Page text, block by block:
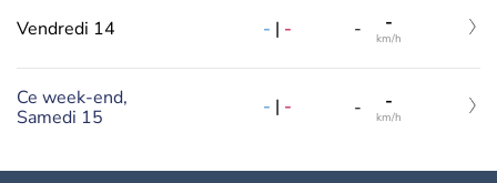
Vendredi 14 - | - - -
km/h
Ce week-end,
Samedi 15
- | - - -
km/h